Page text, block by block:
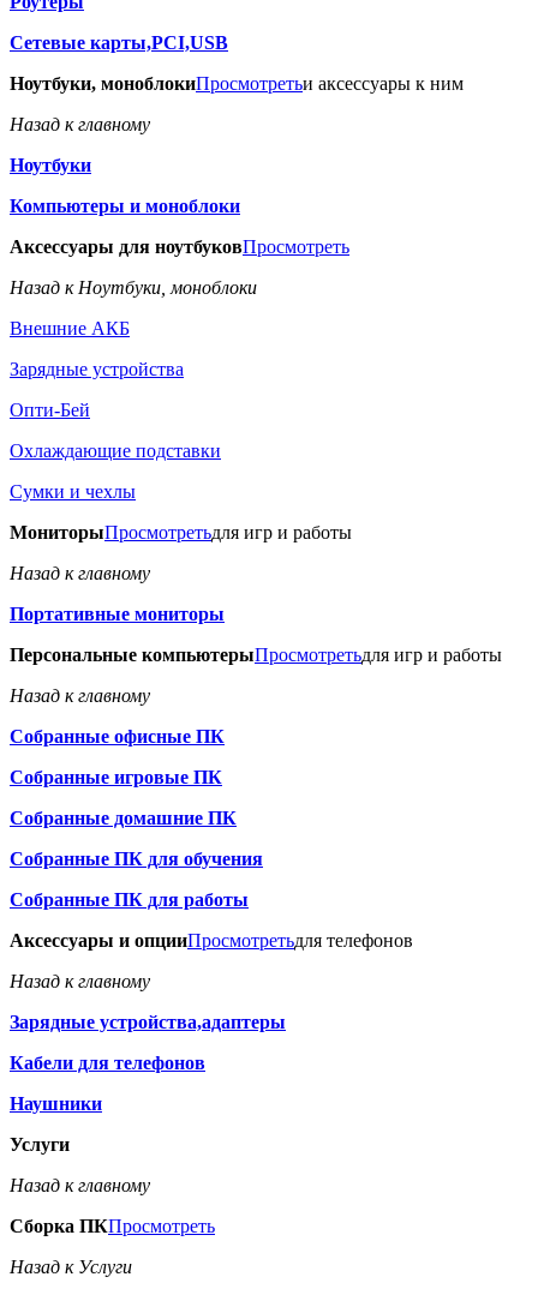
Сетевые карты,PCI,USB
Ноутбуки, моноблокиПросмотретьи аксессуары к ним
Назад к главному
Ноутбуки
Компьютеры и моноблоки
Аксессуары для ноутбуковПросмотреть
Назад к Ноутбуки, моноблоки
Внешние АКБ
Зарядные устройства
Опти-Бей
Охлаждающие подставки
Сумки и чехлы
МониторыПросмотретьдля игр и работы
Назад к главному
Портативные мониторы
Персональные компьютерыПросмотретьдля игр и работы
Назад к главному
Собранные офисные ПК
Собранные игровые ПК
Собранные домашние ПК
Собранные ПК для обучения
Собранные ПК для работы
Аксессуары и опцииПросмотретьдля телефонов
Назад к главному
Зарядные устройства,адаптеры
Кабели для телефонов
Наушники
Услуги
Назад к главному
Сборка ПКПросмотреть
Назад к Услуги